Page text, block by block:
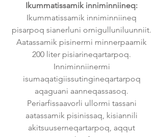
Ikummatissamik inniminniineq:
Ikummatissamik inniminniineq
pisarpoq sianerluni ornigulluniluunniit.
Aatassamik pisinermi minnerpaamik
200 liter pisiarineqartarpoq.
Inniminniinermi
isumaqatigiissutingineqartarpoq
aqaguani aanneqassasoq.
Periarfissaavorli ullormi tassani
aatassamik pisinissaq, kisiannili
akitsuuserneqartarpoq, aqqut